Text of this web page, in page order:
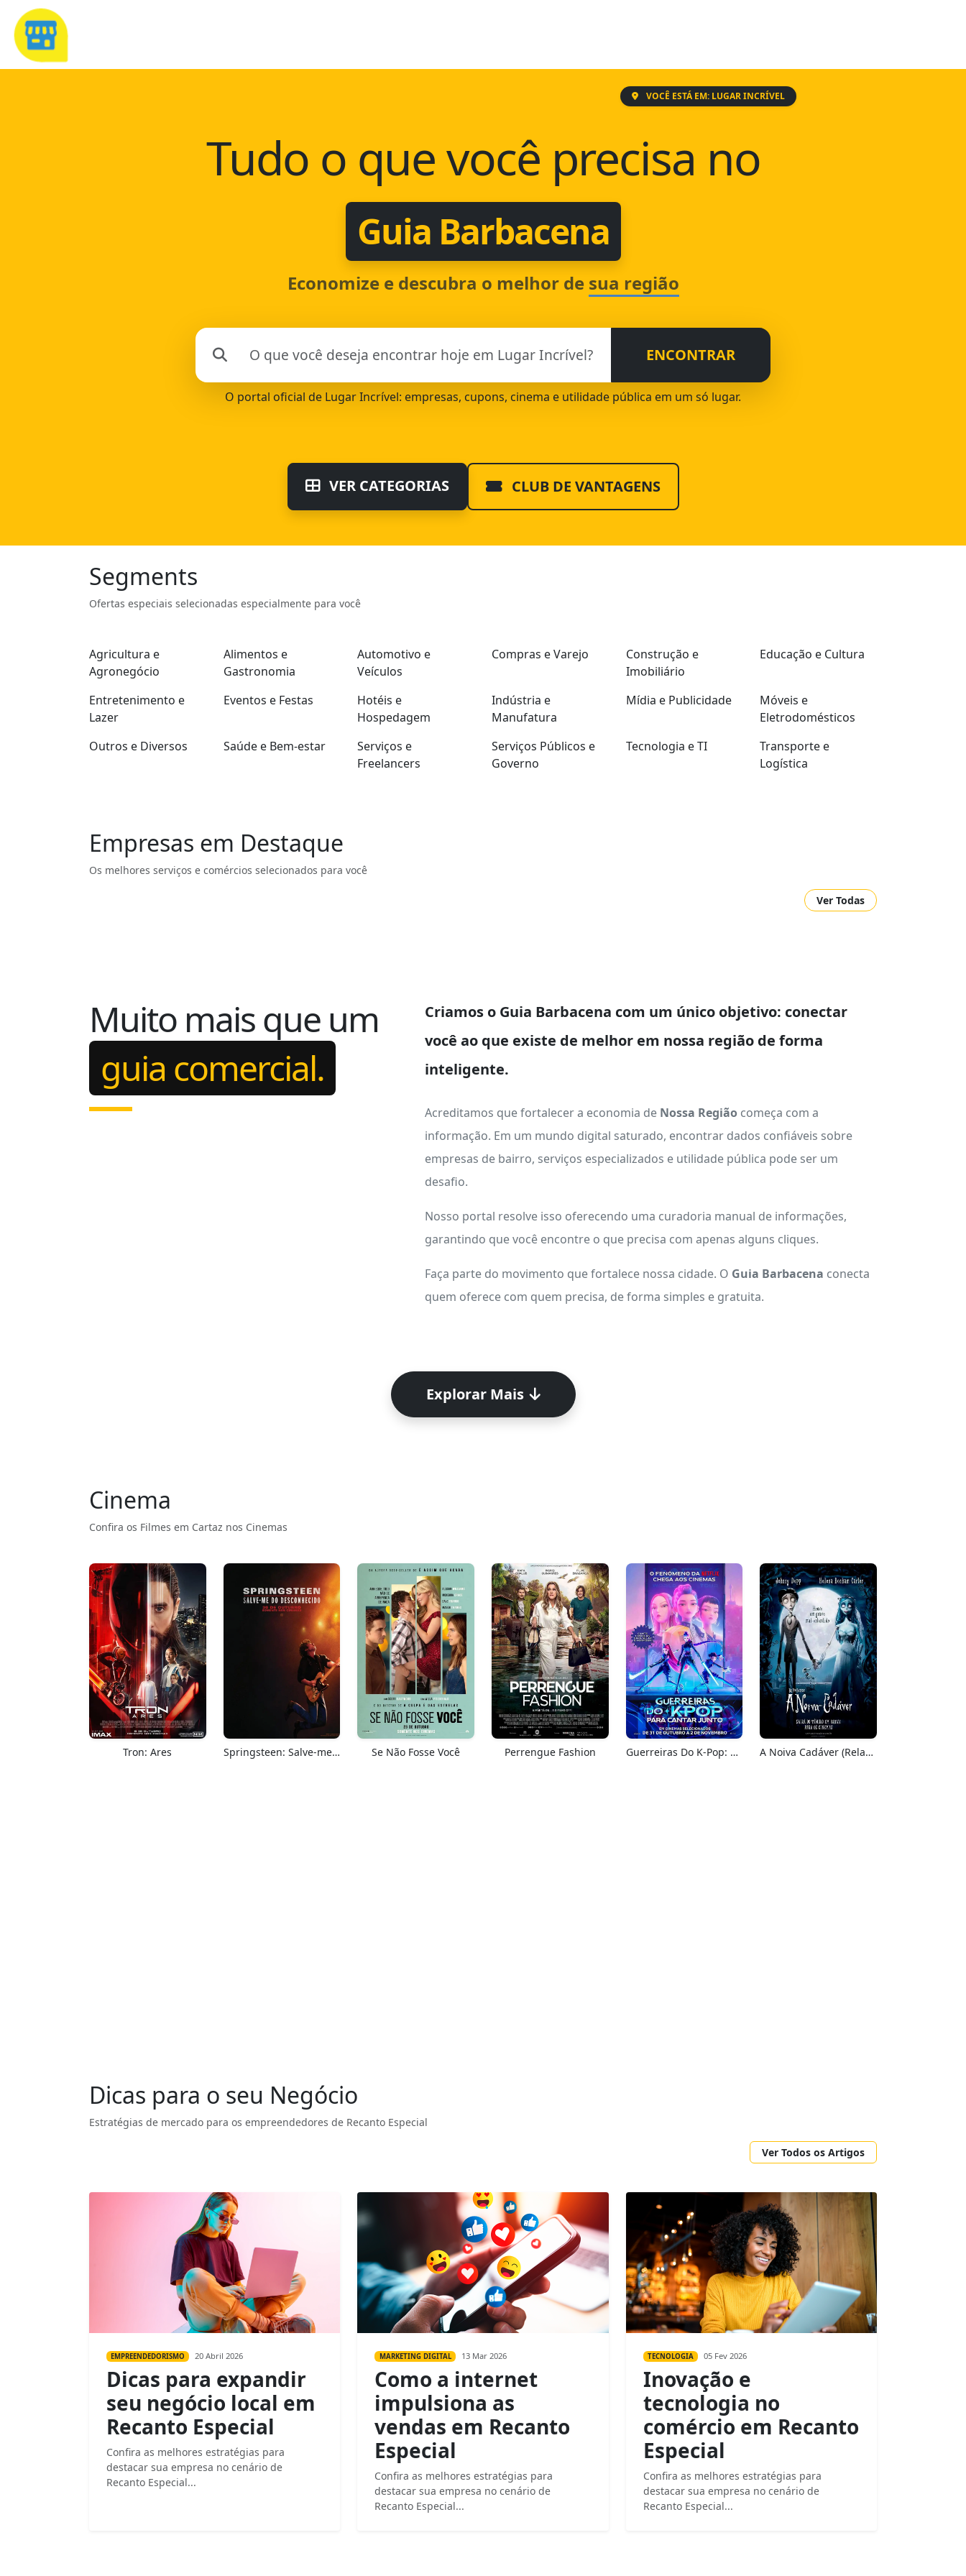
VOCÊ ESTÁ EM: LUGAR INCRÍVEL
Tudo o que você precisa no
Guia Barbacena
Economize e descubra o melhor de sua região
ENCONTRAR
O portal oficial de Lugar Incrível: empresas, cupons, cinema e utilidade pública em um só lugar.
VER CATEGORIAS CLUB DE VANTAGENS
Segments
Ofertas especiais selecionadas especialmente para você
Agricultura e
Agronegócio
Alimentos e
Gastronomia
Automotivo e
Veículos
Compras e Varejo
Construção e
Imobiliário
Educação e Cultura
Entretenimento e
Lazer
Eventos e Festas
Hotéis e
Hospedagem
Indústria e
Manufatura
Mídia e Publicidade
Móveis e
Eletrodomésticos
Outros e Diversos
Saúde e Bem-estar
Serviços e
Freelancers
Serviços Públicos e
Governo
Tecnologia e TI
Transporte e
Logística
Empresas em Destaque
Os melhores serviços e comércios selecionados para você
Ver Todas
Muito mais que um
guia comercial.
Criamos o Guia Barbacena com um único objetivo: conectar
você ao que existe de melhor em nossa região de forma
inteligente.
Acreditamos que fortalecer a economia de Nossa Regiãocomeça com a
informação. Em um mundo digital saturado, encontrar dados confiáveis sobre
empresas de bairro, serviços especializados e utilidade pública pode ser um
desafio.
Nosso portal resolve isso oferecendo uma curadoria manual de informações,
garantindo que você encontre o que precisa com apenas alguns cliques.
Faça parte do movimento que fortalece nossa cidade. O Guia Barbacena conecta
quem oferece com quem precisa, de forma simples e gratuita.
Explorar Mais
Cinema
Confira os Filmes em Cartaz nos Cinemas
Tron: Ares Springsteen: Salve-me Do Desconhecido Se Não Fosse Você Perrengue Fashion Guerreiras Do K-Pop: Para Cantar Junto A Noiva Cadáver (Relançamento)
Dicas para o seu Negócio
Estratégias de mercado para os empreendedores de Recanto Especial
Ver Todos os Artigos
EMPREENDEDORISMO 20 Abril 2026
Dicas para expandir
seu negócio local em
Recanto Especial
Confira as melhores estratégias para
destacar sua empresa no cenário de
Recanto Especial...
MARKETING DIGITAL 13 Mar 2026
Como a internet
impulsiona as
vendas em Recanto
Especial
Confira as melhores estratégias para
destacar sua empresa no cenário de
Recanto Especial...
TECNOLOGIA 05 Fev 2026
Inovação e
tecnologia no
comércio em Recanto
Especial
Confira as melhores estratégias para
destacar sua empresa no cenário de
Recanto Especial...